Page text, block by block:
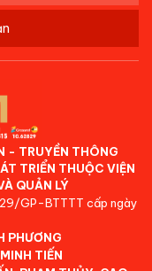
- TRUYỀN THÔNG
TRIỂN THUỘC VIỆN
QUẢN LÝ
GP-BTTTT cấp ngày
PHƯƠNG
TIẾN